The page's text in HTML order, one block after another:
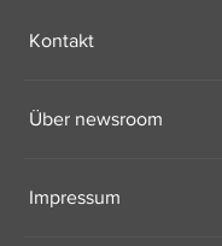
Kontakt
Über newsroom
Impressum